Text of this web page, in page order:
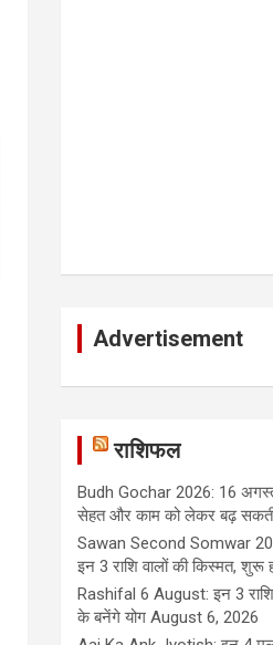
Advertisement
राशिफल
Budh Gochar 2026: 16
सेहत और काम को लेकर बढ़
Sawan Second Somwar
इन 3 राशि वालों की किस्मत, शुरू
Rashifal 6 August: इन 3
के बनेंगे योग August 6, 2026